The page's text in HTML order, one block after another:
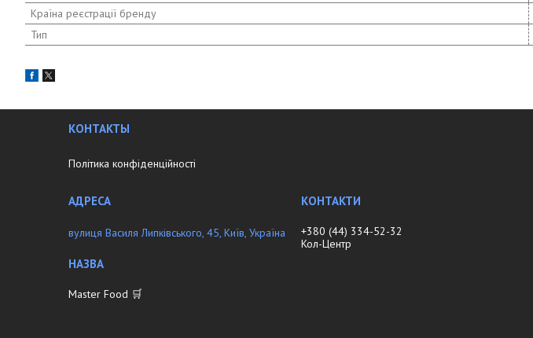
Країна реєстрації бренду
Тип
КОНТАКТЫ
Політика конфіденційності
вулиця Василя Липківського, 45, Київ, Україна
Master Food 🛒
+380 (44) 334-52-32
Кол-Центр